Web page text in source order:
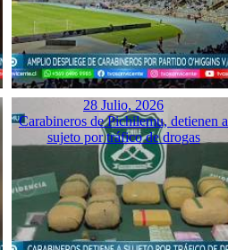
28 Julio, 2026
Carabineros de Pichilemu, detienen a
sujeto por tráfico de drogas